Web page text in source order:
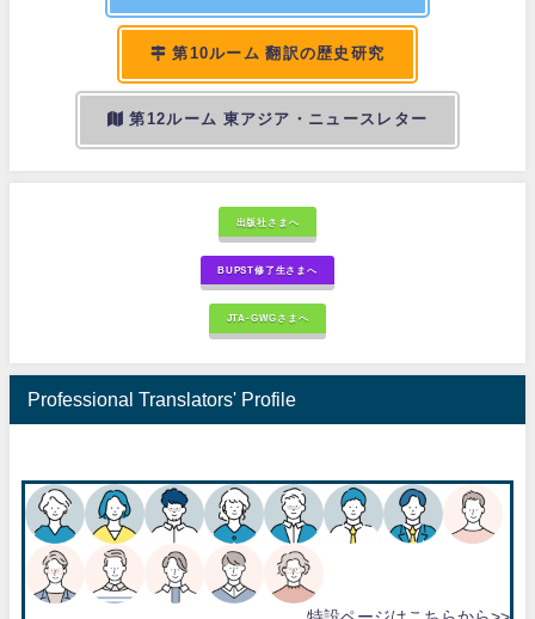
第10ルーム 翻訳の歴史研究
第12ルーム 東アジア・ニュースレター
出版社さまへ
BUPST修了生さまへ
JTA-GWGさまへ
Professional Translators' Profile